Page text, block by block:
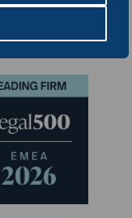
Suivant